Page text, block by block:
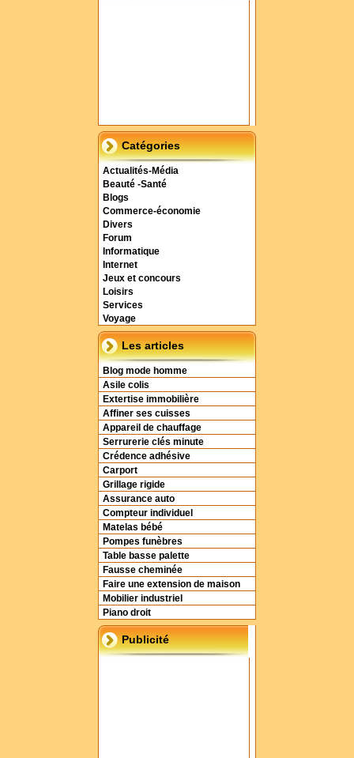
Catégories
Actualités-Média
Beauté -Santé
Blogs
Commerce-économie
Divers
Forum
Informatique
Internet
Jeux et concours
Loisirs
Services
Voyage
Les articles
Blog mode homme
Asile colis
Extertise immobilière
Affiner ses cuisses
Appareil de chauffage
Serrurerie clés minute
Crédence adhésive
Carport
Grillage rigide
Assurance auto
Compteur individuel
Matelas bébé
Pompes funèbres
Table basse palette
Fausse cheminée
Faire une extension de maison
Mobilier industriel
Piano droit
Publicité